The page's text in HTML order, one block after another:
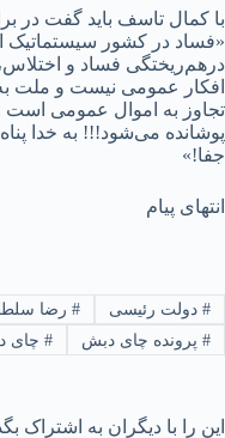
با کمال تاسف باید گفت در
«فساد در کشور سیستماتیک
درهم‌ریختگی فساد و اختلاس،
افکار عمومی نیست و ملت
تجاوز به اموال عمومی است
پوشانده می‌شود!!! به خدا
جفا!»
انتهای پیام
#دولت رئیسی #رضا
#پرونده چای دبش #چای
این را با دیگران به اشتراک